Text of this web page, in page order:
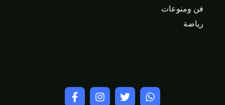
فن ومنوعات
رياضة